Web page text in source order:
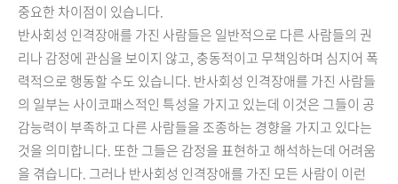
중요한 차이점이 있습니다.
반사회성 인격장애를 가진 사람들은 일반적으로 다른 사람들의 권
리나 감정에 관심을 보이지 않고, 충동적이고 무책임하며 심지어 폭
력적으로 행동할 수도 있습니다. 반사회성 인격장애를 가진 사람들
의 일부는 사이코패스적인 특성을 가지고 있는데 이것은 그들이 공
감능력이 부족하고 다른 사람들을 조종하는 경향을 가지고 있다는
것을 의미합니다. 또한 그들은 감정을 표현하고 해석하는데 어려움
을 겪습니다. 그러나 반사회성 인격장애를 가진 모든 사람이 이런